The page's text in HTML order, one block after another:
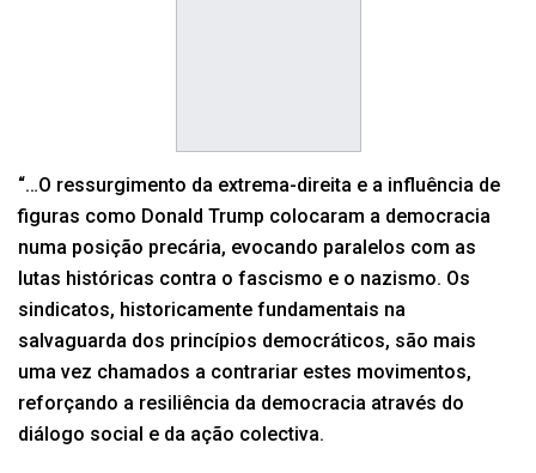
“…O ressurgimento da extrema-direita e a influência de
figuras como Donald Trump colocaram a democracia
numa posição precária, evocando paralelos com as
lutas históricas contra o fascismo e o nazismo. Os
sindicatos, historicamente fundamentais na
salvaguarda dos princípios democráticos, são mais
uma vez chamados a contrariar estes movimentos,
reforçando a resiliência da democracia através do
diálogo social e da ação colectiva.